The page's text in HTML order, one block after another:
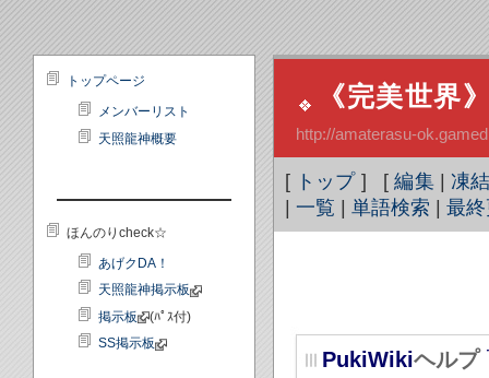
《完美世
http://amaterasu-
[ トップ] [編集|凍
一覧 単語検索 最
トップページ
メンバーリスト
天照龍神概要
ほんのりcheck☆
あげクDA！
天照龍神掲示板
掲示板
(ﾊﾟｽ付)
SS掲示板
PukiWikiヘルプ